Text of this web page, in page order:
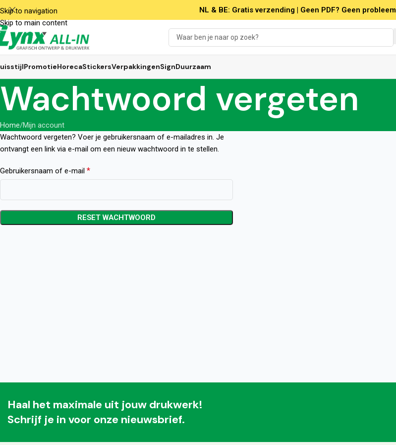
Skip to navigation
Skip to main content
PromotieHorecaStickersVerpakkingenSignDuurzaam
Wachtwoord vergeten
Home Mijn account
Wachtwoord vergeten? Voer je gebruikersnaam of e-mailadres in. Je
ontvangt een link via e-mail om een nieuw wachtwoord in te stellen.
Gebruikersnaam of e-mail *
RESET WACHTWOORD
Haal het maximale uit jouw drukwerk!
Schrijf je in voor onze nieuwsbrief.
NL & BE: Gratis verzending | Geen PDF? Geen probleem